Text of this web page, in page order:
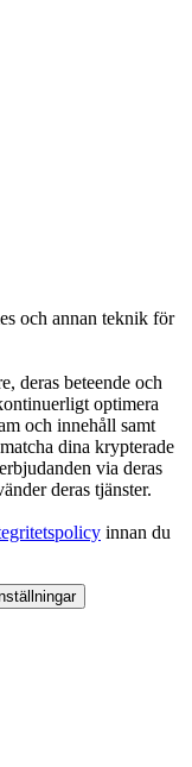
och annan teknik för
deras beteende och
optimera
och innehåll samt
dina krypterade
via deras
deras tjänster.
innan du